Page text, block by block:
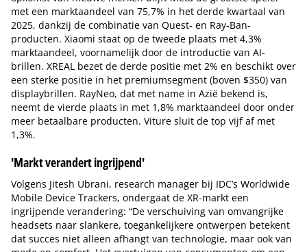
met een marktaandeel van 75,7% in het derde kwartaal van
2025, dankzij de combinatie van Quest- en Ray-Ban-
producten. Xiaomi staat op de tweede plaats met 4,3%
marktaandeel, voornamelijk door de introductie van AI-
brillen. XREAL bezet de derde positie met 2% en beschikt over
een sterke positie in het premiumsegment (boven $350) van
displaybrillen. RayNeo, dat met name in Azië bekend is,
neemt de vierde plaats in met 1,8% marktaandeel door onder
meer betaalbare producten. Viture sluit de top vijf af met
1,3%.
'Markt verandert ingrijpend'
Volgens Jitesh Ubrani, research manager bij IDC’s Worldwide
Mobile Device Trackers, ondergaat de XR-markt een
ingrijpende verandering: “De verschuiving van omvangrijke
headsets naar slankere, toegankelijkere ontwerpen betekent
dat succes niet alleen afhangt van technologie, maar ook van